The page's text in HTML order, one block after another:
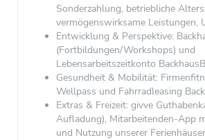
Sonderzahlung, betriebliche
vermögenswirksame Leistungen,
Entwicklung & Perspektive:
(Fortbildungen/Workshops) und
Lebensarbeitszeitkonto
Gesundheit & Mobilität:
Wellpass und Fahrradleasing
Extras & Freizeit: givve
Aufladung), Mitarbeitenden-App
und Nutzung unserer Ferienhäuser